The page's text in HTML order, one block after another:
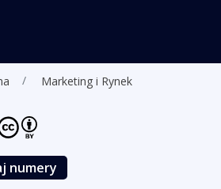
Marketing i Rynek
numery